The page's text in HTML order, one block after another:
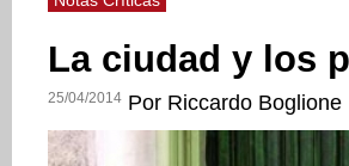
La ciudad y los
25/04/2014 Por Riccardo Boglione